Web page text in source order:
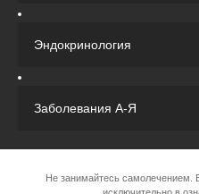
Эндокринология
Заболевания А-Я
Не занимайтесь самолечением.